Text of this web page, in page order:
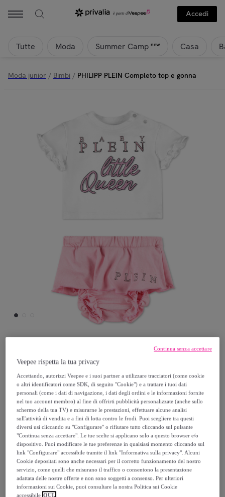
Accedi
Tutte Moda Summer Camp new Casa
Moda junior / Bimbi / PHILIPP PLEIN Completo top e gonna
PHILIPP PLEIN Completo top e gonna
94,00 €
189,00 €
-50%
Venduto daPHILIPP PLEIN
Veepee rispetta la tua privacy
Accettando, autorizzi Veepee e i suoi partner a utilizzare tracciatori (come cookie
o altri identificatori come SDK, di seguito "Cookie") e a trattare i tuoi dati
personali (come i dati di navigazione, i dati degli ordini e le informazioni fornite
nel tuo account membro) al fine di offrirti pubblicità personalizzate (anche sullo
schermo della tua TV) e misurarne le prestazioni, effettuare alcune analisi
sull'attività di vendita e a fini di lotta contro le frodi. Puoi scegliere tra questi
diversi usi cliccando su "Configurare" o rifiutare tutto cliccando sul pulsante
"Continua senza accettare". Le tue scelte si applicano solo a questo browser e/o
dispositivo. Puoi modificare le tue preferenze in qualsiasi momento cliccando sul
link "Configurare" accessibile tramite il link "Informativa sulla privacy". Alcuni
Cookie depositati sono anche necessari per il corretto funzionamento del nostro
servizio, come quelli che misurano il traffico o consentono la presentazione
adattata delle nostre offerte e non sono soggetti a consenso. Per ulteriori
informazioni sui Cookie, puoi consultare la nostra Politica sui Cookie
accessibile QUI.
Continua senza accettare